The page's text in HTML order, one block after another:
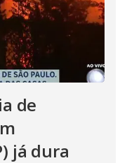
de
já dura